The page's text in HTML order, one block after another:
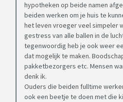
hypotheken op beide namen
beiden werken om je huis te
het leven vroeger veel simpeler
gestress van alle ballen in de
tegenwoordig heb je ook weer
dat mogelijk te maken.
pakketbezorgers etc. Mensen
denk ik.
Ouders die beiden fulltime
ook een beetje te doen met die